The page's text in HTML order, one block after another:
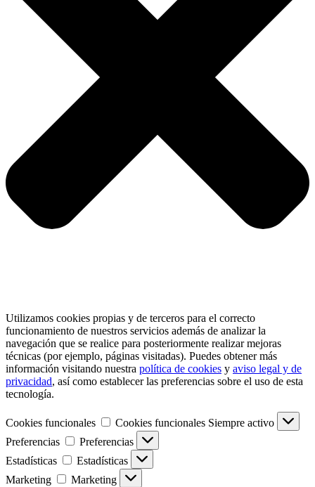
Utilizamos cookies propias y de terceros para el correcto
funcionamiento de nuestros servicios además de analizar la
navegación que se realice para posteriormente realizar mejoras
técnicas (por ejemplo, páginas visitadas). Puedes obtener más
información visitando nuestra política de cookies y aviso legal y de
privacidad, así como establecer las preferencias sobre el uso de esta
tecnología.
Cookies funcionales Cookies funcionales Siempre activo
Preferencias
Preferencias
Estadísticas
Estadísticas
Marketing
Marketing